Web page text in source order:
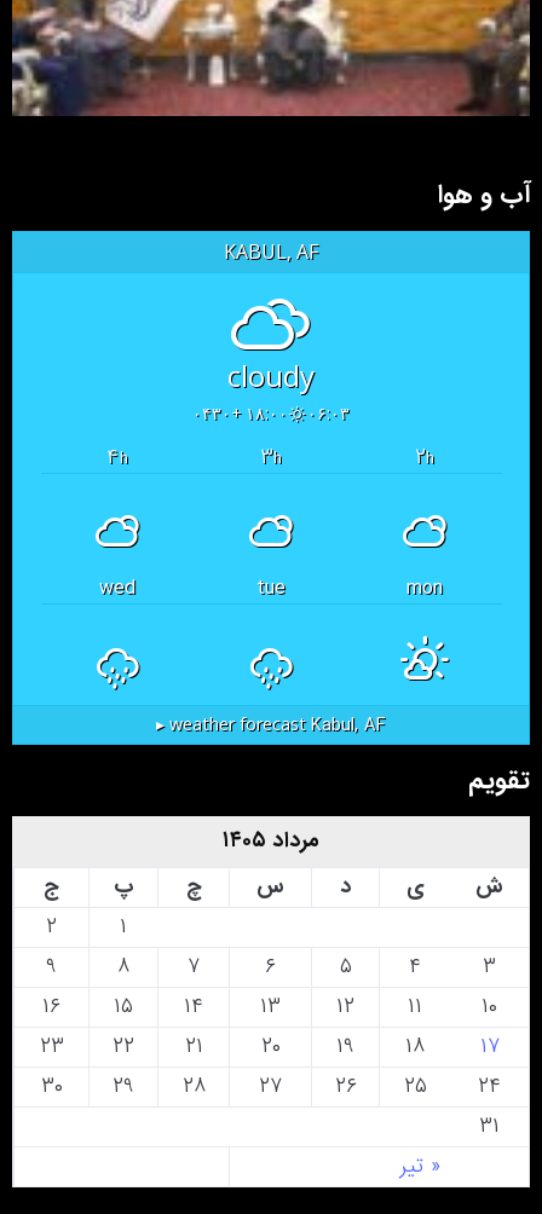
آب و هوا
KABUL, AF
cloudy
۰۶:۰۳ ۱۸:۰۰ +۰۴۳۰
۲h ۳h ۴h
mon
tue
wed
Kabul, AF
weather forecast ▸
تقویم
مرداد ۱۴۰۵
ش
ی د س چ پ ج
« تیر
۲
۳
۴ ۵ ۶ ۷ ۸
۹
۱۰
۱۱ ۱۲ ۱۳ ۱۴ ۱۵
۱۶
۱۷
۱۸ ۱۹ ۲۰ ۲۱ ۲۲
۲۳
۲۴
۲۵ ۲۶ ۲۷ ۲۸ ۲۹
۳۰
۳۱